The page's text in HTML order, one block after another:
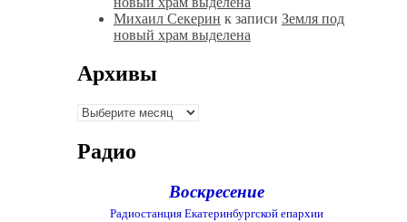
Михаил Секерин к записи Земля под
новый храм выделена
Архивы
Архивы
Радио
Воскресение
Радиостанция Екатеринбургской епархии